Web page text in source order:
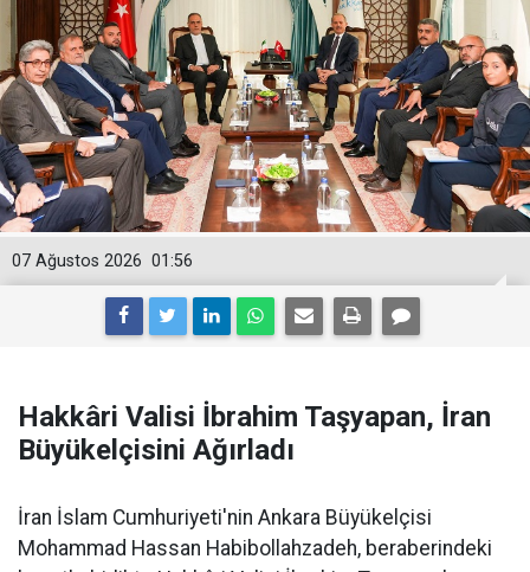
01:56
07 Ağustos 2026
Hakkâri Valisi İbrahim Taşyapan, İran
Büyükelçisini Ağırladı
İran İslam Cumhuriyeti'nin Ankara Büyükelçisi
Mohammad Hassan Habibollahzadeh, beraberindeki